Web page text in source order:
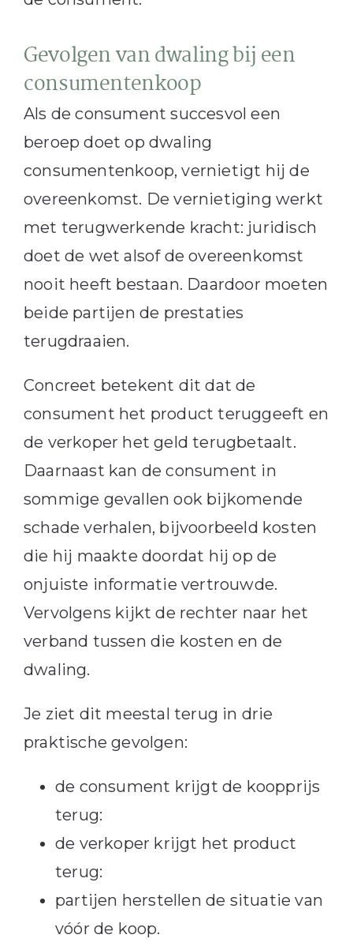
Gevolgen van dwaling bij een
consumentenkoop
Als de consument succesvol een
beroep doet op dwaling
consumentenkoop, vernietigt hij de
overeenkomst. De vernietiging werkt
met terugwerkende kracht: juridisch
doet de wet alsof de overeenkomst
nooit heeft bestaan. Daardoor moeten
beide partijen de prestaties
terugdraaien.
Concreet betekent dit dat de
consument het product teruggeeft en
de verkoper het geld terugbetaalt.
Daarnaast kan de consument in
sommige gevallen ook bijkomende
schade verhalen, bijvoorbeeld kosten
die hij maakte doordat hij op de
onjuiste informatie vertrouwde.
Vervolgens kijkt de rechter naar het
verband tussen die kosten en de
dwaling.
Je ziet dit meestal terug in drie
praktische gevolgen:
de consument krijgt de koopprijs
terug:
de verkoper krijgt het product
terug:
partijen herstellen de situatie van
vóór de koop.